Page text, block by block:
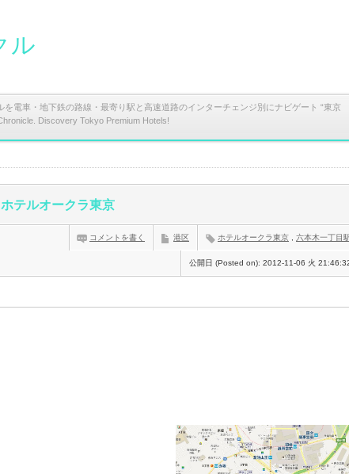
ル
電車・地下鉄の路線・最寄り駅と高速道路のインターチェンジ別にナビゲート “東京
Discovery Tokyo Premium Hotels!
ホテルオークラ東京
ホテルオークラ東京 六本木一丁目
港区
コメントを書く
公開日 (Posted on): 2012-11-06 火